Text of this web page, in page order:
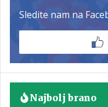
Sledite nam na
Najbolj brano